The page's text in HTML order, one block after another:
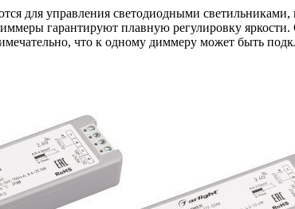
для управления светодиодными
гарантируют плавную регулировку
что к одному диммеру может быть